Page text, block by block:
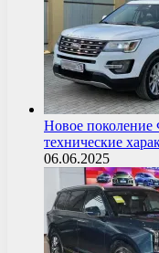
Новое
технические
06.06.2025